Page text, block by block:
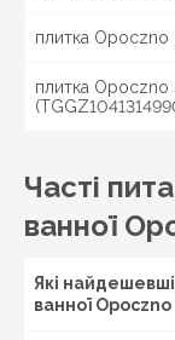
плитка
плитка
Часті
ванної
Які
ванної